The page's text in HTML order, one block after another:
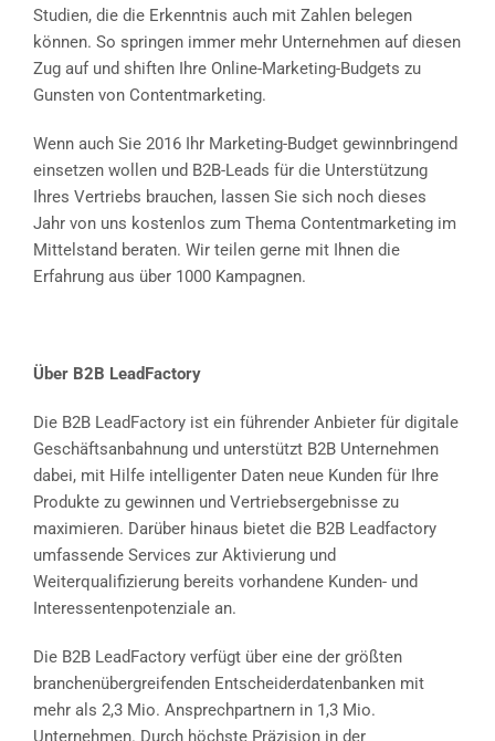
Studien, die die Erkenntnis auch mit Zahlen belegen
können. So springen immer mehr Unternehmen auf diesen
Zug auf und shiften Ihre Online-Marketing-Budgets zu
Gunsten von Contentmarketing.
Wenn auch Sie 2016 Ihr Marketing-Budget gewinnbringend
einsetzen wollen und B2B-Leads für die Unterstützung
Ihres Vertriebs brauchen, lassen Sie sich noch dieses
Jahr von uns kostenlos zum Thema Contentmarketing im
Mittelstand beraten. Wir teilen gerne mit Ihnen die
Erfahrung aus über 1000 Kampagnen.
Über B2B LeadFactory
Die B2B LeadFactory ist ein führender Anbieter für digitale
Geschäftsanbahnung und unterstützt B2B Unternehmen
dabei, mit Hilfe intelligenter Daten neue Kunden für Ihre
Produkte zu gewinnen und Vertriebsergebnisse zu
maximieren. Darüber hinaus bietet die B2B Leadfactory
umfassende Services zur Aktivierung und
Weiterqualifizierung bereits vorhandene Kunden- und
Interessentenpotenziale an.
Die B2B LeadFactory verfügt über eine der größten
branchenübergreifenden Entscheiderdatenbanken mit
mehr als 2,3 Mio. Ansprechpartnern in 1,3 Mio.
Unternehmen. Durch höchste Präzision in der